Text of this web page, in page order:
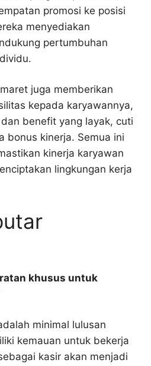
promosi ke posisi
menyediakan
pertumbuhan
juga memberikan
kepada karyawannya,
benefit yang layak, cuti
bonus kinerja. Semua ini
kinerja karyawan
lingkungan kerja
khusus untuk
minimal lulusan
kemauan untuk bekerja
kasir akan menjadi